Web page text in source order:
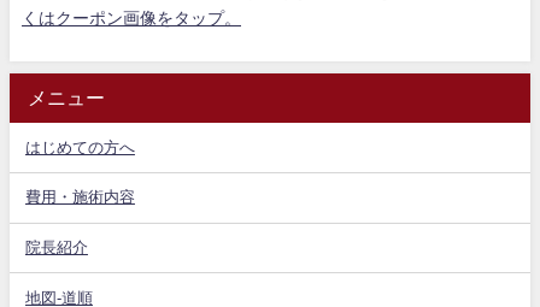
くはクーポン画像をタップ。
メニュー
はじめての方へ
費用・施術内容
院長紹介
地図-道順